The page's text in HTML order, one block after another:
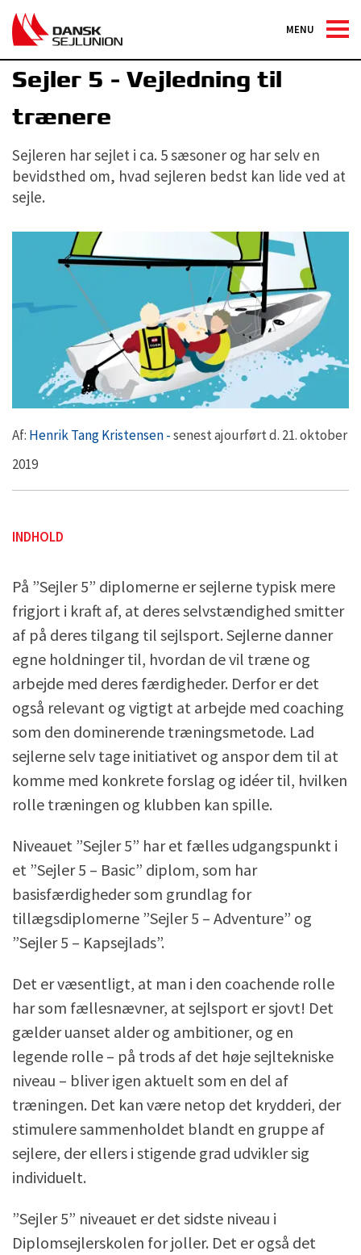
MENU
Diplomsejlerskolen
Sejler 5 - Vejledning til
trænere
Sejleren har sejlet i ca. 5 sæsoner og har selv en
bevidsthed om, hvad sejleren bedst kan lide ved at
sejle.
Af: Henrik Tang Kristensen -senest ajourført d. 21. oktober
2019
INDHOLD
På ”Sejler 5” diplomerne er sejlerne typisk mere
frigjort i kraft af, at deres selvstændighed smitter
af på deres tilgang til sejlsport. Sejlerne danner
egne holdninger til, hvordan de vil træne og
arbejde med deres færdigheder. Derfor er det
også relevant og vigtigt at arbejde med coaching
som den dominerende træningsmetode. Lad
sejlerne selv tage initiativet og anspor dem til at
komme med konkrete forslag og idéer til, hvilken
rolle træningen og klubben kan spille.
Niveauet ”Sejler 5” har et fælles udgangspunkt i
et ”Sejler 5 – Basic” diplom, som har
basisfærdigheder som grundlag for
tillægsdiplomerne ”Sejler 5 – Adventure” og
”Sejler 5 – Kapsejlads”.
Det er væsentligt, at man i den coachende rolle
har som fællesnævner, at sejlsport er sjovt! Det
gælder uanset alder og ambitioner, og en
legende rolle – på trods af det høje sejltekniske
niveau – bliver igen aktuelt som en del af
træningen. Det kan være netop det krydderi, der
stimulere sammenholdet blandt en gruppe af
sejlere, der ellers i stigende grad udvikler sig
individuelt.
”Sejler 5” niveauet er det sidste niveau i
Diplomsejlerskolen for joller. Det er også det